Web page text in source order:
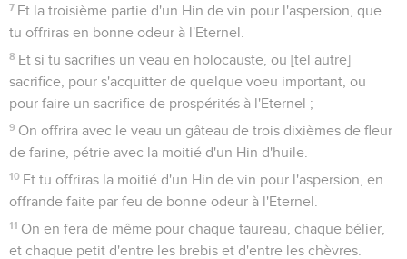
7 Et la troisième partie d'un Hin de vin pour l'aspersion, que
tu offriras en bonne odeur à l'Eternel.
8 Et si tu sacrifies un veau en holocauste, ou [tel autre]
sacrifice, pour s'acquitter de quelque voeu important, ou
pour faire un sacrifice de prospérités à l'Eternel ;
9 On offrira avec le veau un gâteau de trois dixièmes de fleur
de farine, pétrie avec la moitié d'un Hin d'huile.
10 Et tu offriras la moitié d'un Hin de vin pour l'aspersion, en
offrande faite par feu de bonne odeur à l'Eternel.
11 On en fera de même pour chaque taureau, chaque bélier,
et chaque petit d'entre les brebis et d'entre les chèvres.